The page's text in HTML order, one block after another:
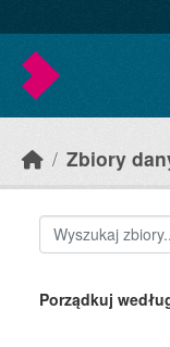
Zbiory
Porządkuj